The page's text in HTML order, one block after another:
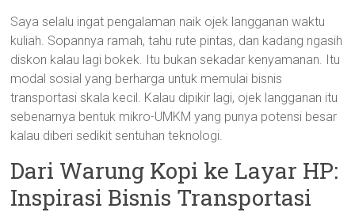
Saya selalu ingat pengalaman naik ojek langganan waktu
kuliah. Sopannya ramah, tahu rute pintas, dan kadang ngasih
diskon kalau lagi bokek. Itu bukan sekadar kenyamanan. Itu
modal sosial yang berharga untuk memulai bisnis
transportasi skala kecil. Kalau dipikir lagi, ojek langganan itu
sebenarnya bentuk mikro-UMKM yang punya potensi besar
kalau diberi sedikit sentuhan teknologi.
Dari Warung Kopi ke Layar HP:
Inspirasi Bisnis Transportasi